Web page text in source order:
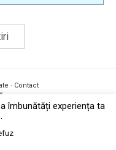
· Contact
îmbunătăți experiența ta